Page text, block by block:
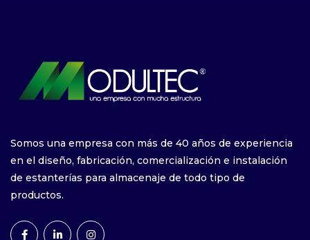
Somos una empresa con más de 40 años de experiencia
en el diseño, fabricación, comercialización e instalación
de estanterías para almacenaje de todo tipo de
productos.